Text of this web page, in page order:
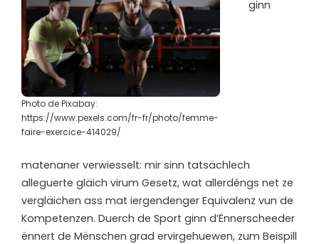
Photo de Pixabay:
https://www.pexels.com/fr-fr/photo/femme-
faire-exercice-414029/
ginn
matenaner verwiesselt: mir sinn tatsächlech
alleguerte gläich virum Gesetz, wat allerdéngs net ze
vergläichen ass mat iergendenger Equivalenz vun de
Kompetenzen. Duerch de Sport ginn d’Ënnerscheeder
ënnert de Mënschen grad ervirgehuewen, zum Beispill